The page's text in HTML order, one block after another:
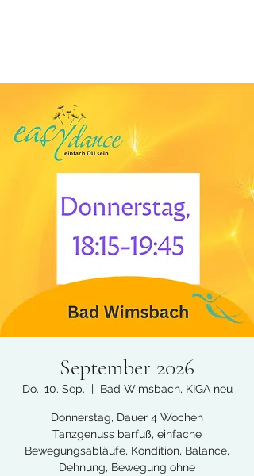
September 2026
Do., 10. Sep.
  |
Bad Wimsbach, KIGA neu
Donnerstag, Dauer 4 Wochen
Tanzgenuss barfuß, einfache
Bewegungsabläufe, Kondition, Balance,
Dehnung, Bewegung ohne